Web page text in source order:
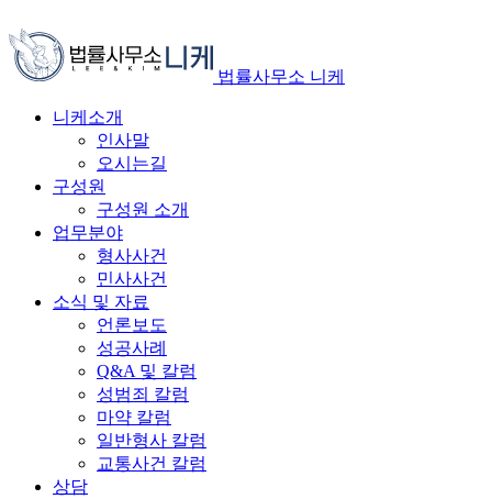
법률사무소 니케
니케소개
인사말
오시는길
구성원
구성원 소개
업무분야
형사사건
민사사건
소식 및 자료
언론보도
성공사례
Q&A 및 칼럼
성범죄 칼럼
마약 칼럼
일반형사 칼럼
교통사건 칼럼
상담